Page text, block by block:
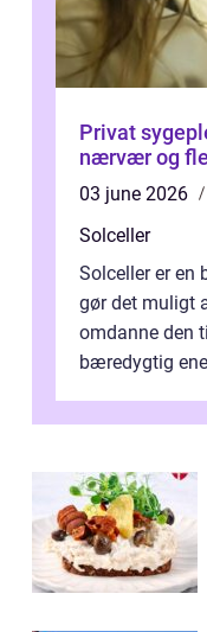
Privat sygepleje
nærvær og
03 june 2026
Solceller
Solceller er en
gør det muligt
omdanne den
bæredygtig